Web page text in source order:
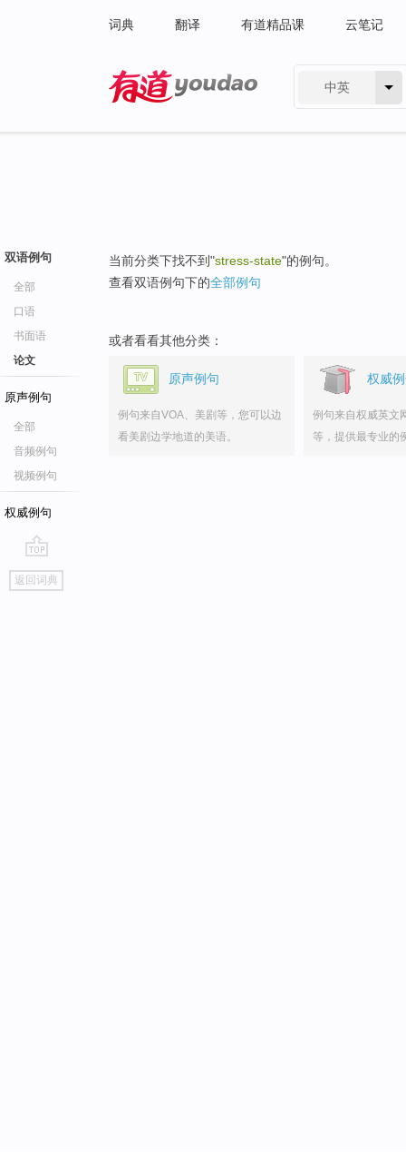
词典 翻译 有道精品课 云笔记
中英
双语例句
全部
口语
书面语
论文
原声例句
全部
音频例句
视频例句
权威例句
go
top
返回词典
当前分类下找不到"stress-state"的例句。
查看双语例句下的全部例句
或者看看其他分类：
原声例句
例句来自VOA、美剧等，您可以边
看美剧边学地道的美语。
权威
例句来自权威英文
等，提供最专业的